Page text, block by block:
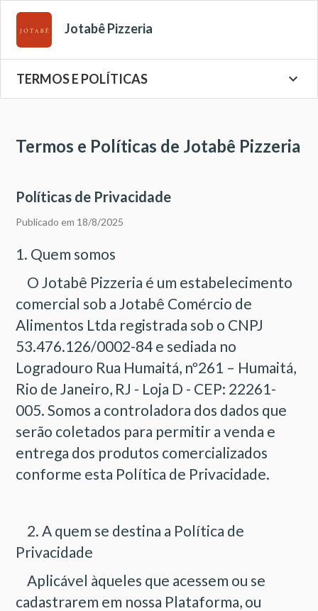
Jotabê Pizzeria
TERMOS E POLÍTICAS keyboard_arrow_down
Termos e Políticas de Jotabê Pizzeria
Políticas de Privacidade
Publicado em 18/8/2025
1. Quem somos
O Jotabê Pizzeria é um estabelecimento
comercial sob a Jotabê Comércio de
Alimentos Ltda registrada sob o CNPJ
53.476.126/0002-84 e sediada no
Logradouro Rua Humaitá, nº261 – Humaitá,
Rio de Janeiro, RJ - Loja D - CEP: 22261-
005. Somos a controladora dos dados que
serão coletados para permitir a venda e
entrega dos produtos comercializados
conforme esta Política de Privacidade.
2. A quem se destina a Política de
Privacidade
Aplicável àqueles que acessem ou se
cadastrarem em nossa Plataforma, ou